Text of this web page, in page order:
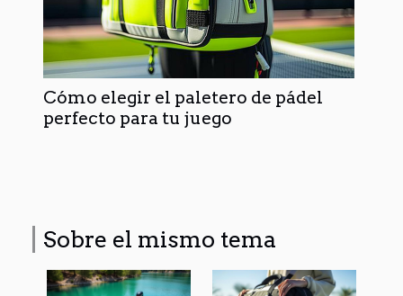
Cómo elegir el paletero de pádel
perfecto para tu juego
Sobre el mismo tema